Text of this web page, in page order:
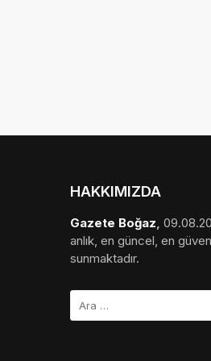
HAKKIMIZDA
Gazete Boğaz,
anlık, en güncel, en
sunmaktadır.